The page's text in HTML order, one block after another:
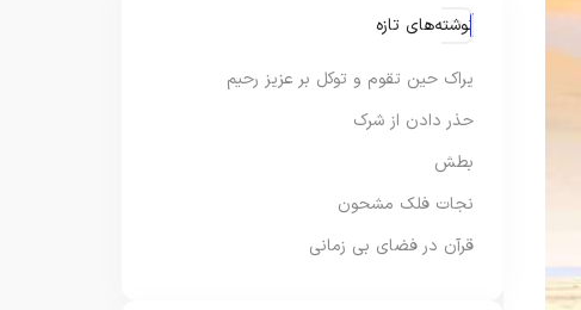
نوشته‌های تازه
یراک حین تقوم و توکل بر عزیز رحیم
حذر دادن از شرک
بطش
نجات فلک مشحون
قرآن در فضای بی زمانی